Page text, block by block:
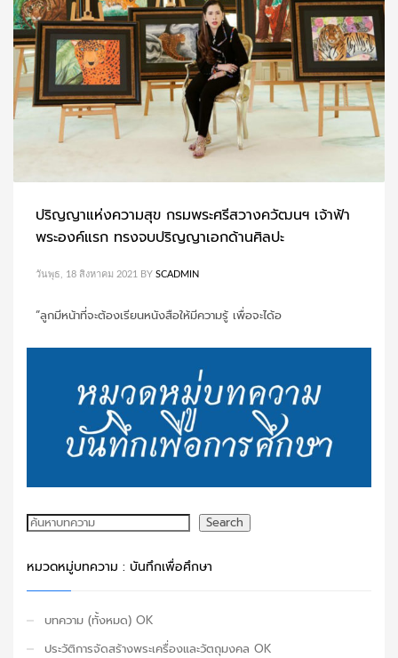
วันศุกร์, 31 ธันวาคม 2021 BY SCADMIN
ประชาชนชาวไทยทั้งหลาย บัดนี้ถึงวาระจะขึ้นปีใหม่ ข้าพเจ้
PUBLISHED IN รัชกาลที่ 9
ปริญญาแห่งความสุข กรมพระศรีสวางควัฒนฯ เจ้าฟ้า
พระองค์แรก ทรงจบปริญญาเอกด้านศิลปะ
วันพุธ, 18 สิงหาคม 2021 BY SCADMIN
“ลูกมีหน้าที่จะต้องเรียนหนังสือให้มีความรู้ เพื่อจะได้อ
กรมพระศรีสวางควัฒน
วัฒน วรขัตติยราชนารี,เจ้าฟ้านักวิทยาศาสตร์
ค้นหา Search
หมวดหมู่บทความ : บันทึกเพื่อศึกษา
บทความ (ทั้งหมด) OK
ประวัติการจัดสร้างพระเครื่องและวัตถุมงคล OK